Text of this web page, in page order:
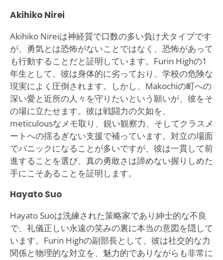
Akihiko Nirei
Akihiko Nireiは神経質で口数の多い負け犬タイプです
が、勇気とは恐怖がないことではなく、恐怖があって
も行動することだと証明しています。Furin Highの1
年生として、彼は身体的に劣っており、学校の危険な
現実によく圧倒されます。しかし、Makochiの町への
深い愛と近所の人々を守りたいという願いが、彼をそ
の場に立たせます。彼は戦闘力の欠如を、
meticulousなメモ取り、鋭い観察力、そしてクラスメ
ートへの揺るぎない支援で補っています。対立の場面
でパニックになることが多いですが、彼は一貫して前
進することを選び、真の勇敢さは諦めない握りしめた
手にこそあることを証明します。
Hayato Suo
Hayato Suoは洗練された策略家であり紳士的な不良
で、礼儀正しい永遠の笑みの裏に本当の意図を隠して
います。Furin Highの副部長として、彼は社交的な力
関係と物理的な対立を、魅力的でありながらも非常に